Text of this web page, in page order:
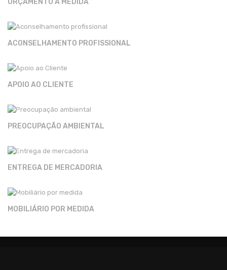
ORÇAMENTO À MEDIDA
ACONSELHAMENTO PROFISSIONAL
APOIO AO CLIENTE
PREOCUPAÇÃO AMBIENTAL
ENTREGA DE MERCADORIA
MOBILIÁRIO POR MEDIDA